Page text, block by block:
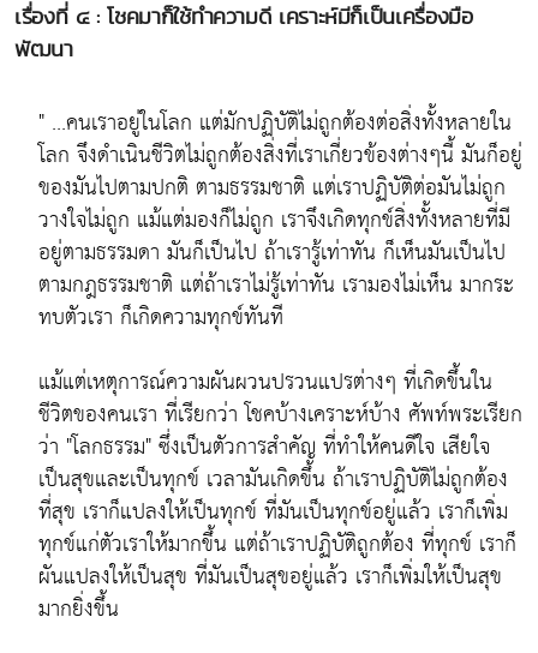
เรื่องที่ ๔ : โชคมาก็ใช้ทำความดี เคราะห์มีก็เป็นเครื่องมือ
พัฒนา
" ...คนเราอยู่ในโลก แต่มักปฏิบัติไม่ถูกต้องต่อสิ่งทั้งหลายใน
โลก จึงดำเนินชีวิตไม่ถูกต้องสิ่งที่เราเกี่ยวข้องต่างๆนี้ มันก็อยู่
ของมันไปตามปกติ ตามธรรมชาติ แต่เราปฏิบัติต่อมันไม่ถูก
วางใจไม่ถูก แม้แต่มองก็ไม่ถูก เราจึงเกิดทุกข์สิ่งทั้งหลายที่มี
อยู่ตามธรรมดา มันก็เป็นไป ถ้าเรารู้เท่าทัน ก็เห็นมันเป็นไป
ตามกฎธรรมชาติ แต่ถ้าเราไม่รู้เท่าทัน เรามองไม่เห็น มากระ
ทบตัวเรา ก็เกิดความทุกข์ทันที
แม้แต่เหตุการณ์ความผันผวนปรวนแปรต่างๆ ที่เกิดขึ้นใน
ชีวิตของคนเรา ที่เรียกว่า โชคบ้างเคราะห์บ้าง ศัพท์พระเรียก
ว่า "โลกธรรม" ซึ่งเป็นตัวการสำคัญ ที่ทำให้คนดีใจ เสียใจ
เป็นสุขและเป็นทุกข์ เวลามันเกิดขึ้น ถ้าเราปฏิบัติไม่ถูกต้อง
ที่สุข เราก็แปลงให้เป็นทุกข์ ที่มันเป็นทุกข์อยู่แล้ว เราก็เพิ่ม
ทุกข์แก่ตัวเราให้มากขึ้น แต่ถ้าเราปฏิบัติถูกต้อง ที่ทุกข์ เราก็
ผันแปลงให้เป็นสุข ที่มันเป็นสุขอยู่แล้ว เราก็เพิ่มให้เป็นสุข
มากยิ่งขึ้น